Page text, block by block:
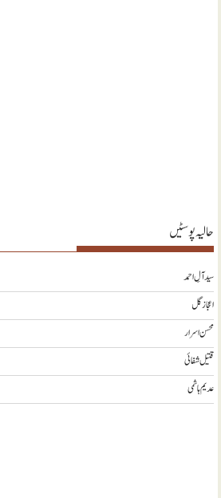
حالیہ پوسٹیں
سید آلِ احمد
اعجاز گل
محسن اسرار
قتیل شفائی
عدیم ہاشمی